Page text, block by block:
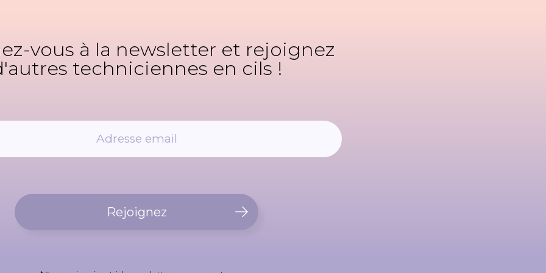
vous à la newsletter et rejoignez
techniciennes en cils !
Rejoignez